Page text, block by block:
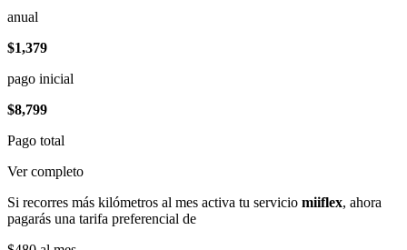
anual
$1,379
pago inicial
$8,799
Pago total
Ver completo
Si recorres más kilómetros al mes activa tu servicio miiflex, ahora
pagarás una tarifa preferencial de